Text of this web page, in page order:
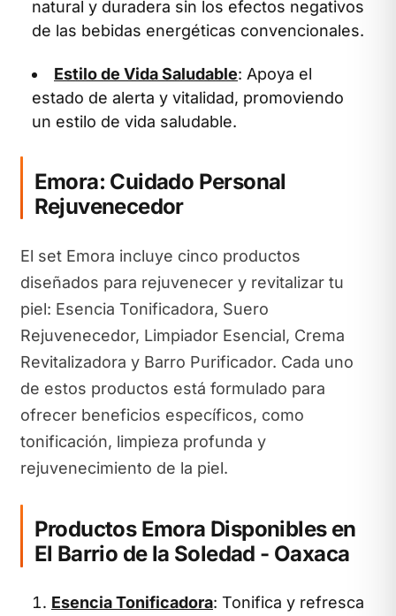
natural y duradera sin los efectos negativos
de las bebidas energéticas convencionales.
Estilo de Vida Saludable: Apoya el
estado de alerta y vitalidad, promoviendo
un estilo de vida saludable.
Emora: Cuidado Personal
Rejuvenecedor
El set Emora incluye cinco productos
diseñados para rejuvenecer y revitalizar tu
piel: Esencia Tonificadora, Suero
Rejuvenecedor, Limpiador Esencial, Crema
Revitalizadora y Barro Purificador. Cada uno
de estos productos está formulado para
ofrecer beneficios específicos, como
tonificación, limpieza profunda y
rejuvenecimiento de la piel.
Productos Emora Disponibles en
El Barrio de la Soledad - Oaxaca
Esencia Tonificadora: Tonifica y refresca